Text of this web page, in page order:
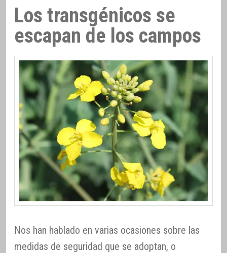
Los transgénicos se
escapan de los campos
Nos han hablado en varias ocasiones sobre las
medidas de seguridad que se adoptan, o